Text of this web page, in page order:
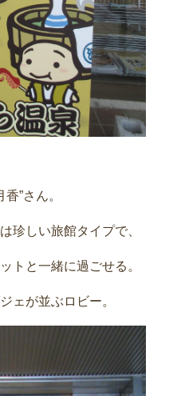
香”さん。
珍しい旅館タイプで、
トと一緒に過ごせる。
ェが並ぶロビー。